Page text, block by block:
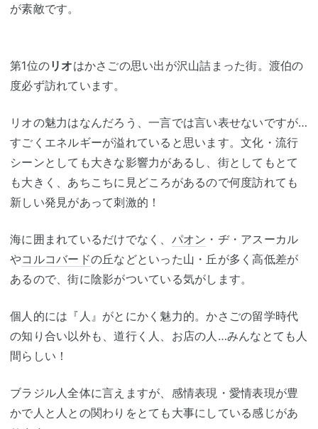
が素敵です。
第1位のリオはかさごの思い出が沢山詰まった街。渡伯の
度必ず訪れています。
リオの魅力はなんだろう、一言では言い表せないですが…
すごくエネルギーが溢れていると思います。文化・流行
シーンとしても大きな影響力があるし、街としてもとて
も大きく、あちこちに見どころがあるので何度訪れても
新しい発見があって刺激的！
海に囲まれているだけでなく、 パオン ・ヂ・アスーカル
やコルコバードの丘などといった山・丘が多く高低差が
あるので、街に陰影がついている気がします。
個人的には『人』がとにかく魅力的。かさごの留学時代
の知り合い以外も、道行く人、お店の人…みんなとても人
間らしい！
ブラジル人全体に言えますが、感情表現・愛情表現が豊
かで人と人との関わりをとても大事にしている感じがあ